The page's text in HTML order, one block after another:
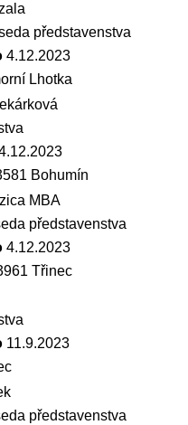
představenstva
4.12.2023
Lhotka
Bohumín
MBA
představenstva
4.12.2023
Třinec
11.9.2023
představenstva